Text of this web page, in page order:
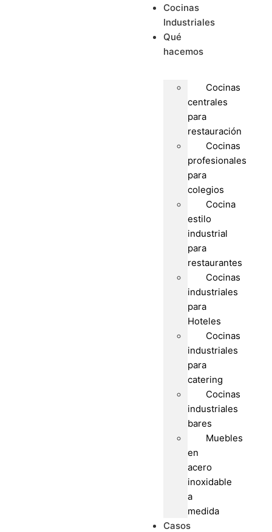
Cocinas
Industriales
Qué
hacemos
Cocinas
centrales
para
restauración
Cocinas
profesionales
para
colegios
Cocina
estilo
industrial
para
restaurantes
Cocinas
industriales
para
Hoteles
Cocinas
industriales
para
catering
Cocinas
industriales
bares
Muebles
en
acero
inoxidable
a
medida
Casos